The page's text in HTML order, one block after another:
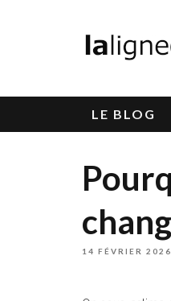
LE BLOG
14 FÉVRIER 2026